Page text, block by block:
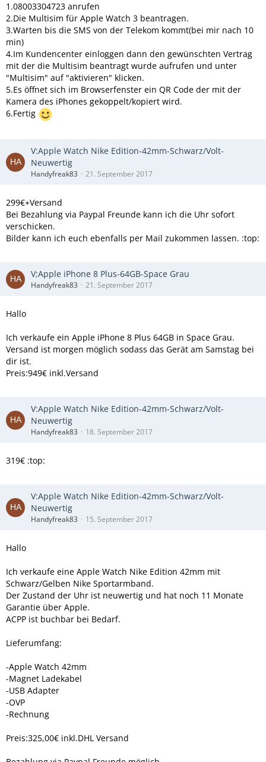
1.08003304723 anrufen
2.Die Multisim für Apple Watch 3 beantragen.
3.Warten bis die SMS von der Telekom kommt(bei mir nach 10
min)
4.Im Kundencenter einloggen dann den gewünschten Vertrag
mit der die Multisim beantragt wurde aufrufen und unter
"Multisim" auf "aktivieren" klicken.
5.Es öffnet sich im Browserfenster ein QR Code der mit der
Kamera des iPhones gekoppelt/kopiert wird.
6.Fertig
V:Apple Watch Nike Edition-42mm-Schwarz/Volt-
Neuwertig
Handyfreak83 21. September 2017
299€+Versand
Bei Bezahlung via Paypal Freunde kann ich die Uhr sofort
verschicken.
Bilder kann ich euch ebenfalls per Mail zukommen lassen. :top:
V;Apple iPhone 8 Plus-64GB-Space Grau
Handyfreak83 21. September 2017
Hallo
Ich verkaufe ein Apple iPhone 8 Plus 64GB in Space Grau.
Versand ist morgen möglich sodass das Gerät am Samstag bei
dir ist.
Preis:949€ inkl.Versand
V:Apple Watch Nike Edition-42mm-Schwarz/Volt-
Neuwertig
Handyfreak83 18. September 2017
319€ :top:
V:Apple Watch Nike Edition-42mm-Schwarz/Volt-
Neuwertig
Handyfreak83 15. September 2017
Hallo
Ich verkaufe eine Apple Watch Nike Edition 42mm mit
Schwarz/Gelben Nike Sportarmband.
Der Zustand der Uhr ist neuwertig und hat noch 11 Monate
Garantie über Apple.
ACPP ist buchbar bei Bedarf.
Lieferumfang:
-Apple Watch 42mm
-Magnet Ladekabel
-USB Adapter
-OVP
-Rechnung
Preis:325,00€ inkl.DHL Versand